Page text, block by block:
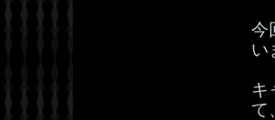
今
い
キ
て